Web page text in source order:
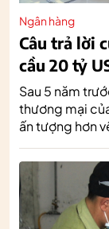
Ngân hàng
Câu trả lời
cầu 20 tỷ
Sau 5 năm
thương mại
ấn tượng hơn